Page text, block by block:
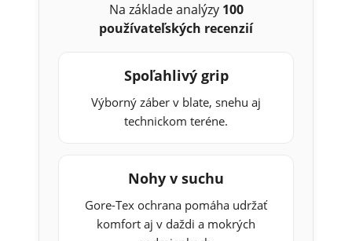
Na základe analýzy 100
používateľských recenzií
Spoľahlivý grip
Výborný záber v blate, snehu aj
technickom teréne.
Nohy v suchu
Gore-Tex ochrana pomáha udržať
komfort aj v daždi a mokrých